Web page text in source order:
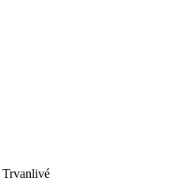
Trvanlivé